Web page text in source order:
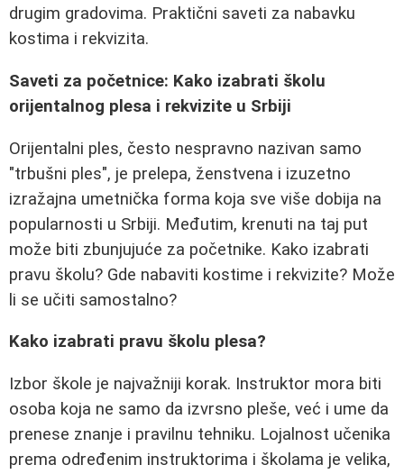
drugim gradovima. Praktični saveti za nabavku
kostima i rekvizita.
Saveti za početnice: Kako izabrati školu
orijentalnog plesa i rekvizite u Srbiji
Orijentalni ples, često nespravno nazivan samo
"trbušni ples", je prelepa, ženstvena i izuzetno
izražajna umetnička forma koja sve više dobija na
popularnosti u Srbiji. Međutim, krenuti na taj put
može biti zbunjujuće za početnike. Kako izabrati
pravu školu? Gde nabaviti kostime i rekvizite? Može
li se učiti samostalno?
Kako izabrati pravu školu plesa?
Izbor škole je najvažniji korak. Instruktor mora biti
osoba koja ne samo da izvrsno pleše, već i ume da
prenese znanje i pravilnu tehniku. Lojalnost učenika
prema određenim instruktorima i školama je velika,